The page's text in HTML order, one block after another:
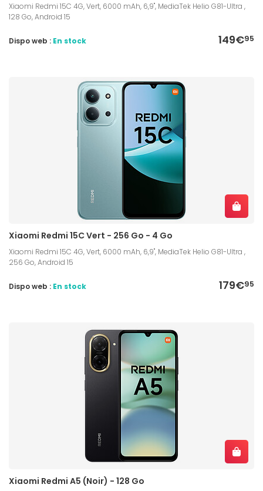
Xiaomi Redmi 15C 4G, Vert, 6000 mAh, 6,9", MediaTek Helio G81-Ultra ,
128 Go, Android 15
149€95
Dispo web : En stock
Xiaomi Redmi 15C Vert - 256 Go - 4 Go
Xiaomi Redmi 15C 4G, Vert, 6000 mAh, 6,9", MediaTek Helio G81-Ultra ,
256 Go, Android 15
179€95
Dispo web : En stock
Xiaomi Redmi A5 (Noir) - 128 Go